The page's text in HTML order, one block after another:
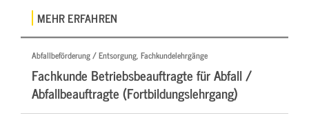
MEHR ERFAHREN
Abfallbeförderung / Entsorgung, Fachkundelehrgänge
Fachkunde Betriebsbeauftragte für Abfall /
Abfallbeauftragte (Fortbildungslehrgang)